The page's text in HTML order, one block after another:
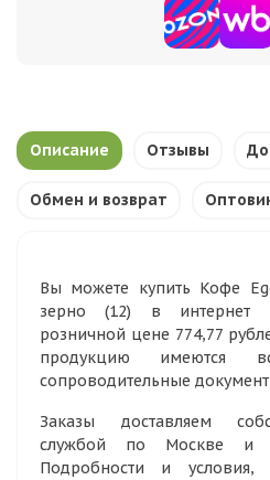
Описание Отзывы
Обмен и возврат
Вы можете купить Кофе
зерно (12) в интернет
розничной цене 774,77
продукцию имеются
сопроводительные
Заказы доставляем
службой по Москве и
Подробности и условия,